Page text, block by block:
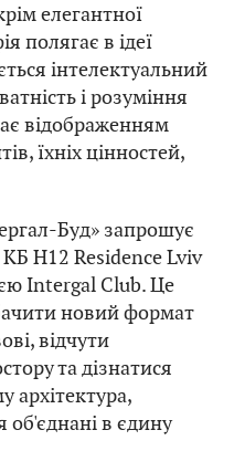
елегантної
полягає в ідеї
інтелектуальний
і розуміння
відображенням
їхніх цінностей,
Буд» запрошує
H12 Residence Lviv
Intergal Club. Це
новий формат
відчути
та дізнатися
архітектура,
в єдину